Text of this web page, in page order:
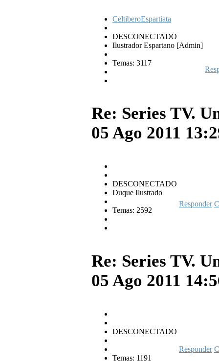
CeltiberoEspartiata
DESCONECTADO
Ilustrador Espartano [Admin]
Temas: 3117
Re: Series TV.
05 Ago 2011
DESCONECTADO
Duque Ilustrado
Temas: 2592
Responder
Re: Series TV.
05 Ago 2011
DESCONECTADO
Temas: 1191
Responder